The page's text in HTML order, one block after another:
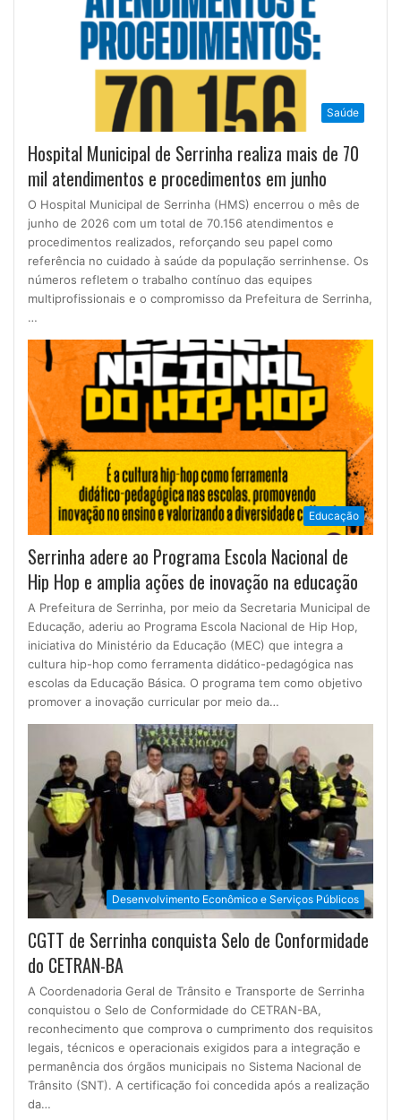
Saúde
Hospital Municipal de Serrinha realiza mais de 70
mil atendimentos e procedimentos em junho
O Hospital Municipal de Serrinha (HMS) encerrou o mês de
junho de 2026 com um total de 70.156 atendimentos e
procedimentos realizados, reforçando seu papel como
referência no cuidado à saúde da população serrinhense. Os
números refletem o trabalho contínuo das equipes
multiprofissionais e o compromisso da Prefeitura de Serrinha,
…
Educação
Serrinha adere ao Programa Escola Nacional de
Hip Hop e amplia ações de inovação na educação
A Prefeitura de Serrinha, por meio da Secretaria Municipal de
Educação, aderiu ao Programa Escola Nacional de Hip Hop,
iniciativa do Ministério da Educação (MEC) que integra a
cultura hip-hop como ferramenta didático-pedagógica nas
escolas da Educação Básica. O programa tem como objetivo
promover a inovação curricular por meio da…
Desenvolvimento Econômico e Serviços Públicos
CGTT de Serrinha conquista Selo de Conformidade
do CETRAN-BA
A Coordenadoria Geral de Trânsito e Transporte de Serrinha
conquistou o Selo de Conformidade do CETRAN-BA,
reconhecimento que comprova o cumprimento dos requisitos
legais, técnicos e operacionais exigidos para a integração e
permanência dos órgãos municipais no Sistema Nacional de
Trânsito (SNT). A certificação foi concedida após a realização
da…